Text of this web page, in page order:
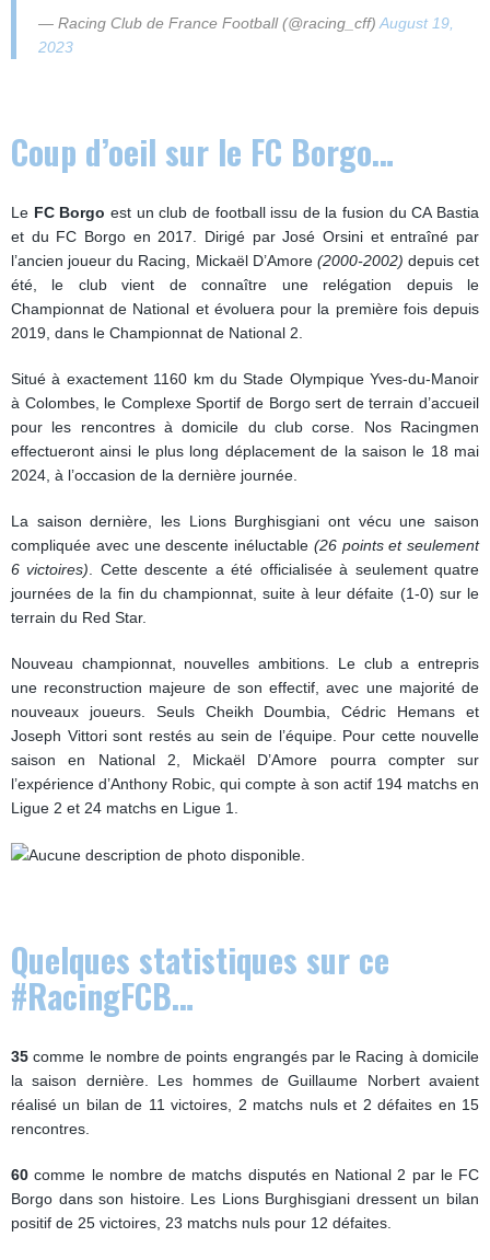
— Racing Club de France Football (@racing_cff) August 19,
2023
Coup d’oeil sur le FC Borgo…
Le FC Borgo est un club de football issu de la fusion du CA Bastia
et du FC Borgo en 2017. Dirigé par José Orsini et entraîné par
l’ancien joueur du Racing, Mickaël D’Amore (2000-2002) depuis cet
été, le club vient de connaître une relégation depuis le
Championnat de National et évoluera pour la première fois depuis
2019, dans le Championnat de National 2.
Situé à exactement 1160 km du Stade Olympique Yves-du-Manoir
à Colombes, le Complexe Sportif de Borgo sert de terrain d’accueil
pour les rencontres à domicile du club corse. Nos Racingmen
effectueront ainsi le plus long déplacement de la saison le 18 mai
2024, à l’occasion de la dernière journée.
La saison dernière, les Lions Burghisgiani ont vécu une saison
compliquée avec une descente inéluctable (26 points et seulement
6 victoires) . Cette descente a été officialisée à seulement quatre
journées de la fin du championnat, suite à leur défaite (1-0) sur le
terrain du Red Star.
Nouveau championnat, nouvelles ambitions. Le club a entrepris
une reconstruction majeure de son effectif, avec une majorité de
nouveaux joueurs. Seuls Cheikh Doumbia, Cédric Hemans et
Joseph Vittori sont restés au sein de l’équipe. Pour cette nouvelle
saison en National 2, Mickaël D’Amore pourra compter sur
l’expérience d’Anthony Robic, qui compte à son actif 194 matchs en
Ligue 2 et 24 matchs en Ligue 1.
Quelques statistiques sur ce
#RacingFCB…
35 comme le nombre de points engrangés par le Racing à domicile
la saison dernière. Les hommes de Guillaume Norbert avaient
réalisé un bilan de 11 victoires, 2 matchs nuls et 2 défaites en 15
rencontres.
60comme le nombre de matchs disputés en National 2 par le FC
Borgo dans son histoire. Les Lions Burghisgiani dressent un bilan
positif de 25 victoires, 23 matchs nuls pour 12 défaites.